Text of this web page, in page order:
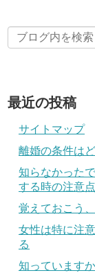
最近の投稿
サイトマップ
離婚の条件は
知らなかった
する時の注意点
覚えておこう
女性は特に注
る
知っています